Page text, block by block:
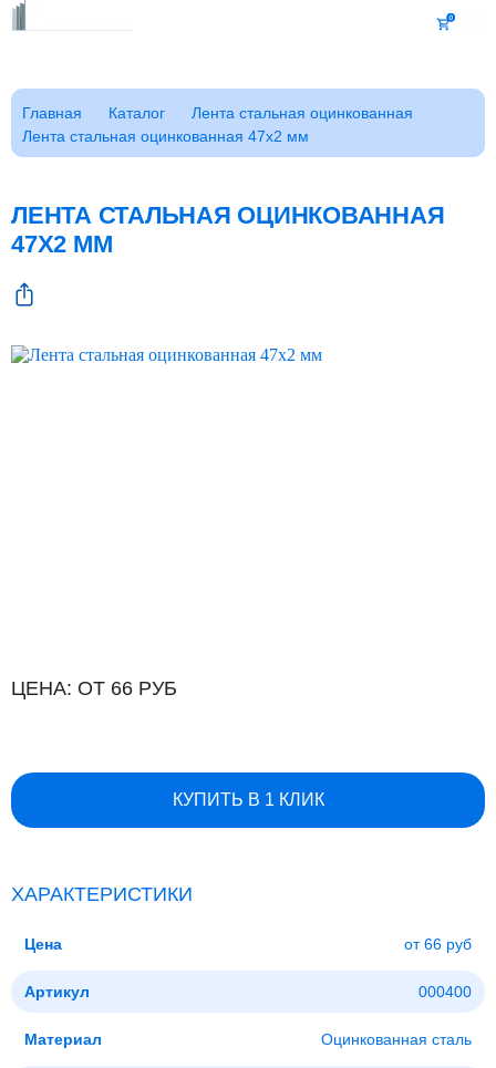
Каталог
Клиентам
ГОСТы
Сертификаты
О компании
Реквизиты
Главная Каталог
Лента стальная оцинкованная
Лента стальная оцинкованная 47x2 мм
ЛЕНТА СТАЛЬНАЯ ОЦИНКОВАННАЯ
47X2 ММ
ЦЕНА: ОТ 66 РУБ
КУПИТЬ В 1 КЛИК
ХАРАКТЕРИСТИКИ
Цена от 66 руб
Артикул 000400
Материал Оцинкованная сталь